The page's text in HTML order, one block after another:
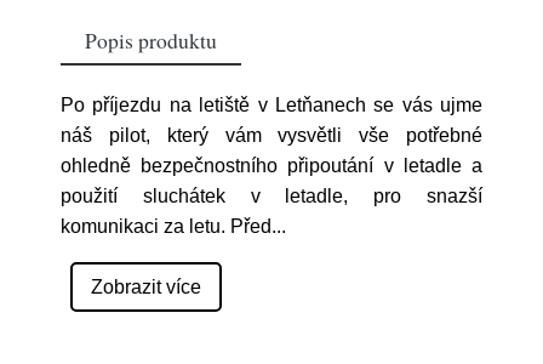
Popis produktu
Po příjezdu na letiště v Letňanech se vás ujme
náš pilot, který vám vysvětli vše potřebné
ohledně bezpečnostního připoutání v letadle a
použití sluchátek v letadle, pro snazší
komunikaci za letu. Před...
Zobrazit více